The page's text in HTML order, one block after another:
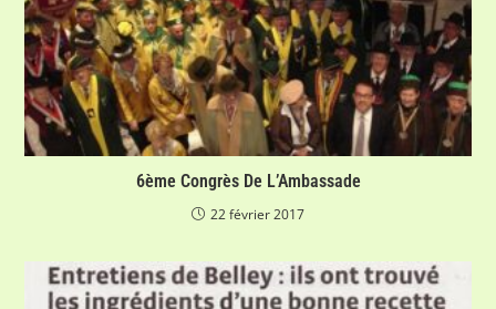
6ème Congrès De L’Ambassade
22 février 2017